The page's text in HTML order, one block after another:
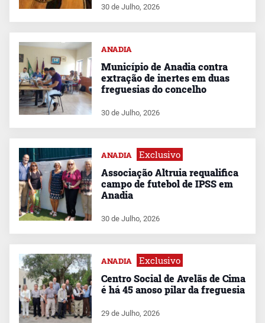
30 de Julho, 2026
ANADIA
Município de Anadia contra
extração de inertes em duas
freguesias do concelho
30 de Julho, 2026
ANADIA Exclusivo
Associação Altruia requalifica
campo de futebol de IPSS em
Anadia
30 de Julho, 2026
ANADIA Exclusivo
Centro Social de Avelãs de Cima
é há 45 anoso pilar da freguesia
29 de Julho, 2026